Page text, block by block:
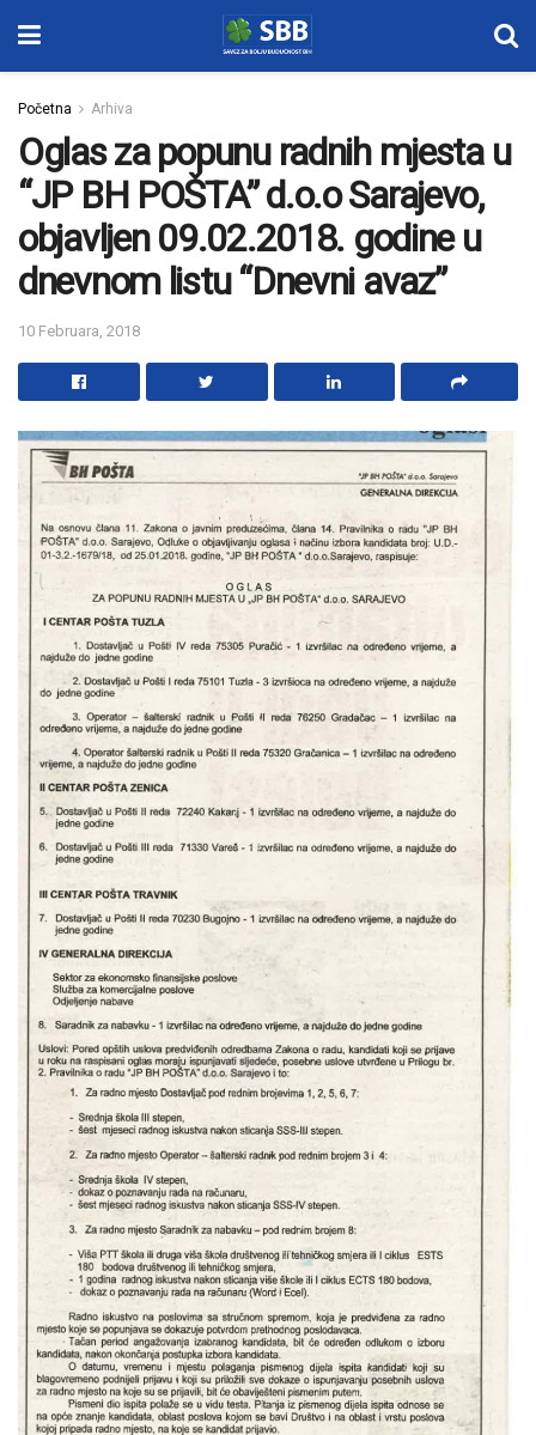
Početna Arhiva
Oglas za popunu radnih mjesta u
“JP BH POŠTA” d.o.o Sarajevo,
objavljen 09.02.2018. godine u
dnevnom listu “Dnevni avaz”
10 Februara, 2018